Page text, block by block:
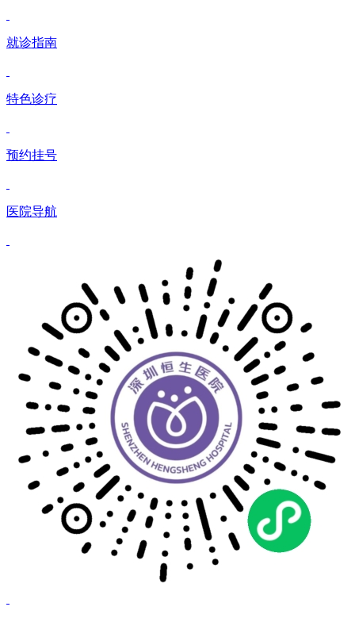
就诊指南
特色诊疗
预约挂号
医院导航